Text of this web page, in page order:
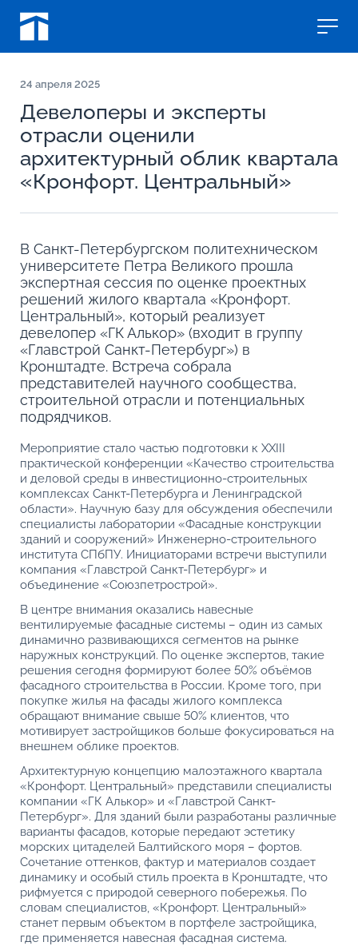
24 апреля 2025
Девелоперы и эксперты
отрасли оценили
архитектурный облик квартала
«Кронфорт. Центральный»
В Санкт-Петербургском политехническом
университете Петра Великого прошла
экспертная сессия по оценке проектных
решений жилого квартала «Кронфорт.
Центральный», который реализует
девелопер «ГК Алькор» (входит в группу
«Главстрой Санкт-Петербург») в
Кронштадте. Встреча собрала
представителей научного сообщества,
строительной отрасли и потенциальных
подрядчиков.
Мероприятие стало частью подготовки к XXIII
практической конференции «Качество строительства
и деловой среды в инвестиционно-строительных
комплексах Санкт-Петербурга и Ленинградской
области». Научную базу для обсуждения обеспечили
специалисты лаборатории «Фасадные конструкции
зданий и сооружений» Инженерно-строительного
института СПбПУ. Инициаторами встречи выступили
компания «Главстрой Санкт-Петербург» и
объединение «Союзпетрострой».
В центре внимания оказались навесные
вентилируемые фасадные системы – один из самых
динамично развивающихся сегментов на рынке
наружных конструкций. По оценке экспертов, такие
решения сегодня формируют более 50% объёмов
фасадного строительства в России. Кроме того, при
покупке жилья на фасады жилого комплекса
обращают внимание свыше 50% клиентов, что
мотивирует застройщиков больше фокусироваться на
внешнем облике проектов.
Архитектурную концепцию малоэтажного квартала
«Кронфорт. Центральный» представили специалисты
компании «ГК Алькор» и «Главстрой Санкт-
Петербург». Для зданий были разработаны различные
варианты фасадов, которые передают эстетику
морских цитаделей Балтийского моря – фортов.
Сочетание оттенков, фактур и материалов создает
динамику и особый стиль проекта в Кронштадте, что
рифмуется с природой северного побережья. По
словам специалистов, «Кронфорт. Центральный»
станет первым объектом в портфеле застройщика,
где применяется навесная фасадная система.